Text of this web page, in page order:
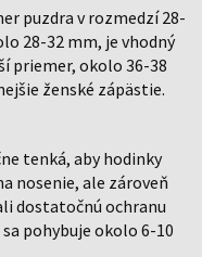
puzdra v rozmedzí 28-
28-32 mm, je vhodný
priemer, okolo 36-38
ženské zápästie.
tenká, aby hodinky
nosenie, ale zároveň
dostatočnú ochranu
pohybuje okolo 6-10